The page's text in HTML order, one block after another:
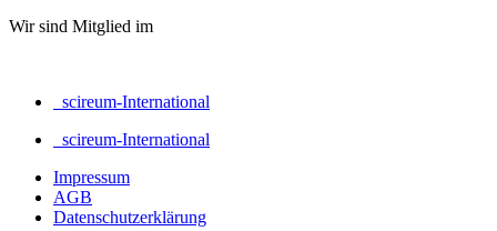
Wir sind Mitglied im
scireum-International
scireum-International
Impressum
AGB
Datenschutzerklärung